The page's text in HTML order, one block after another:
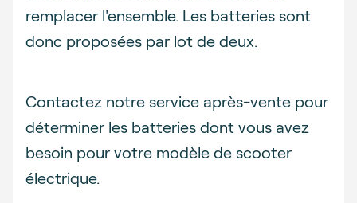
remplacer l'ensemble. Les batteries sont
donc proposées par lot de deux.
Contactez notre service après-vente pour
déterminer les batteries dont vous avez
besoin pour votre modèle de scooter
électrique.